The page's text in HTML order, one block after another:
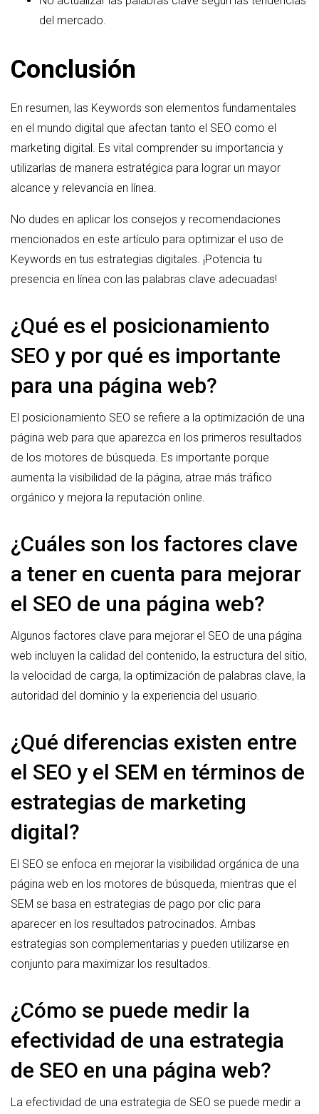
del mercado.
Conclusión
En resumen, las Keywords son elementos fundamentales
en el mundo digital que afectan tanto el SEO como el
marketing digital. Es vital comprender su importancia y
utilizarlas de manera estratégica para lograr un mayor
alcance y relevancia en línea.
No dudes en aplicar los consejos y recomendaciones
mencionados en este artículo para optimizar el uso de
Keywords en tus estrategias digitales. ¡Potencia tu
presencia en línea con las palabras clave adecuadas!
¿Qué es el posicionamiento
SEO y por qué es importante
para una página web?
El posicionamiento SEO se refiere a la optimización de una
página web para que aparezca en los primeros resultados
de los motores de búsqueda. Es importante porque
aumenta la visibilidad de la página, atrae más tráfico
orgánico y mejora la reputación online.
¿Cuáles son los factores clave
a tener en cuenta para mejorar
el SEO de una página web?
Algunos factores clave para mejorar el SEO de una página
web incluyen la calidad del contenido, la estructura del sitio,
la velocidad de carga, la optimización de palabras clave, la
autoridad del dominio y la experiencia del usuario.
¿Qué diferencias existen entre
el SEO y el SEM en términos de
estrategias de marketing
digital?
El SEO se enfoca en mejorar la visibilidad orgánica de una
página web en los motores de búsqueda, mientras que el
SEM se basa en estrategias de pago por clic para
aparecer en los resultados patrocinados. Ambas
estrategias son complementarias y pueden utilizarse en
conjunto para maximizar los resultados.
¿Cómo se puede medir la
efectividad de una estrategia
de SEO en una página web?
La efectividad de una estrategia de SEO se puede medir a